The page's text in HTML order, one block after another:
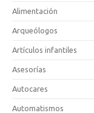
Alimentación
Arqueólogos
Artículos infantiles
Asesorías
Autocares
Automatismos